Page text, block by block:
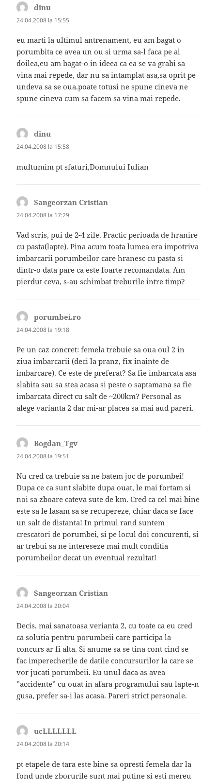
dinu
24.04.2008 la 15:55
eu marti la ultimul antrenament, eu am bagat o
porumbita ce avea un ou si urma sa-l faca pe al
doilea,eu am bagat-o in ideea ca ea se va grabi sa
vina mai repede, dar nu sa intamplat asa,sa oprit pe
undeva sa se oua.poate totusi ne spune cineva ne
spune cineva cum sa facem sa vina mai repede.
dinu
24.04.2008 la 15:58
multumim pt sfaturi,Domnului Iulian
Sangeorzan Cristian
24.04.2008 la 17:29
Vad scris, pui de 2-4 zile. Practic perioada de hranire
cu pasta(lapte). Pina acum toata lumea era impotriva
imbarcarii porumbeilor care hranesc cu pasta si
dintr-o data pare ca este foarte recomandata. Am
pierdut ceva, s-au schimbat treburile intre timp?
porumbei.ro
24.04.2008 la 19:18
Pe un caz concret: femela trebuie sa oua oul 2 in
ziua imbarcarii (deci la pranz, fix inainte de
imbarcare). Ce este de preferat? Sa fie imbarcata asa
slabita sau sa stea acasa si peste o saptamana sa fie
imbarcata direct cu salt de ~200km? Personal as
alege varianta 2 dar mi-ar placea sa mai aud pareri.
Bogdan_Tgv
24.04.2008 la 19:51
Nu cred ca trebuie sa ne batem joc de porumbei!
Dupa ce ca sunt slabite dupa ouat, le mai fortam si
noi sa zboare cateva sute de km. Cred ca cel mai bine
este sa le lasam sa se recupereze, chiar daca se face
un salt de distanta! In primul rand suntem
crescatori de porumbei, si pe locul doi concurenti, si
ar trebui sa ne intereseze mai mult conditia
porumbeilor decat un eventual rezultat!
Sangeorzan Cristian
24.04.2008 la 20:04
Decis, mai sanatoasa verianta 2, cu toate ca eu cred
ca solutia pentru porumbeii care participa la
concurs ar fi alta. Si anume sa se tina cont cind se
fac imperecherile de datile concursurilor la care se
vor jucati porumbeii. Eu unul daca as avea
”accidente” cu ouat in afara programului sau lapte-n
gusa, prefer sa-i las acasa. Pareri strict personale.
ucLLLLLLL
24.04.2008 la 20:14
pt etapele de tara este bine sa opresti femela dar la
fond unde zborurile sunt mai putine si esti mereu